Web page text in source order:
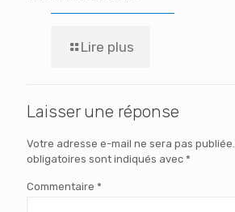
Lire plus
Laisser une réponse
Votre adresse e-mail ne sera pas publiée.
obligatoires sont indiqués avec *
Commentaire *